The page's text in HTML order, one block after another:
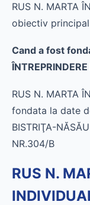
RUS N. MARTA
obiectiv
Cand a fost
RUS N. MARTA
fondata la date
BISTRIŢA-
NR.304/B
RUS N.